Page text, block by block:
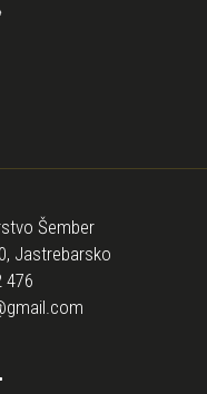
Šember
Jastrebarsko
476